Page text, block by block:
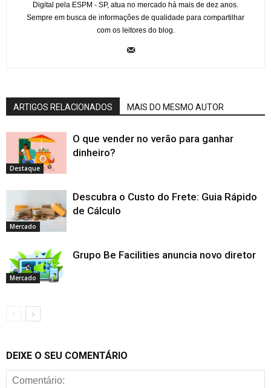
Digital pela ESPM - SP, atua no mercado há mais de dez anos.
Sempre em busca de informações de qualidade para compartilhar
com os leitores do blog.
ARTIGOS RELACIONADOS MAIS DO MESMO AUTOR
Destaque
O que vender no verão para ganhar
dinheiro?
Mercado
Descubra o Custo do Frete: Guia Rápido
de Cálculo
Mercado
Grupo Be Facilities anuncia novo diretor
DEIXE O SEU COMENTÁRIO